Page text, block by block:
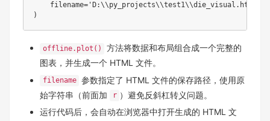
filename='D:\\py_projects\\test1\\die_visual.html'
)
offline.plot()
方法将数据和布局组合成一个完整的
图表，并生成一个 HTML 文件。
filename 参数指定了 HTML 文件的保存路径，使用原
始字符串（前面加
r ）避免反斜杠转义问题。
运行代码后，会自动在浏览器中打开生成的 HTML 文